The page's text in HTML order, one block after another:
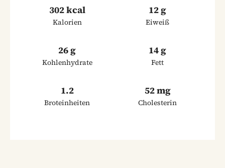
302 kcal
Kalorien
12 g
Eiweiß
26 g
Kohlenhydrate
14 g
Fett
1.2
Broteinheiten
52 mg
Cholesterin